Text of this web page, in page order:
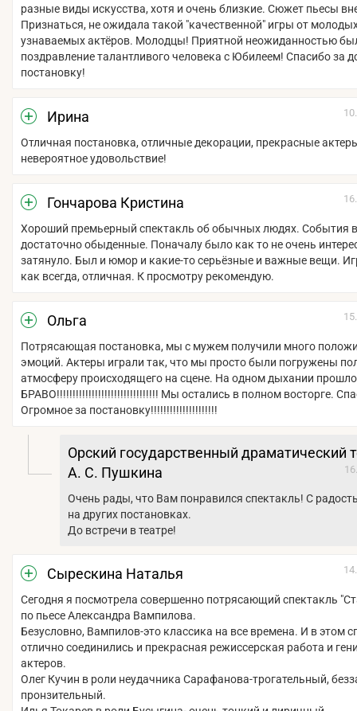
разные виды искусства, хотя и очень близкие. Сюжет пьесы
Признаться, не ожидала такой "качественной" игры от
узнаваемых актёров. Молодцы! Приятной неожиданностью
поздравление талантливого человека с Юбилеем! Спасибо за
постановку!
Ирина
Отличная постановка, отличные декорации, прекрасные
невероятное удовольствие!
Гончарова Кристина
Хороший премьерный спектакль об обычных людях. События в
достаточно обыденные. Поначалу было как то не очень
затянуло. Был и юмор и какие-то серьёзные и важные вещи.
как всегда, отличная. К просмотру рекомендую.
Ольга
Потрясающая постановка, мы с мужем получили много
эмоций. Актеры играли так, что мы просто были погружены
атмосферу происходящего на сцене. На одном дыхании
БРАВО!!!!!!!!!!!!!!!!!!!!!!!!!!!!!!!! Мы остались в полном восторге.
Огромное за постановку!!!!!!!!!!!!!!!!!!!!!
Орский государственный драматический
А. С. Пушкина
Очень рады, что Вам понравился спектакль! С
на других постановках.
До встречи в театре!
Сырескина Наталья
Сегодня я посмотрела совершенно потрясающий спектакль
по пьесе Александра Вампилова.
Безусловно, Вампилов-это классика на все времена. И в этом
отлично соединились и прекрасная режиссерская работа и
актеров.
Олег Кучин в роли неудачника Сарафанова-трогательный,
пронзительный.